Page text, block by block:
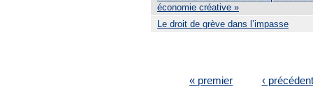
économie créative »
Le droit de grève dans l’impasse
« premier ‹ précédent